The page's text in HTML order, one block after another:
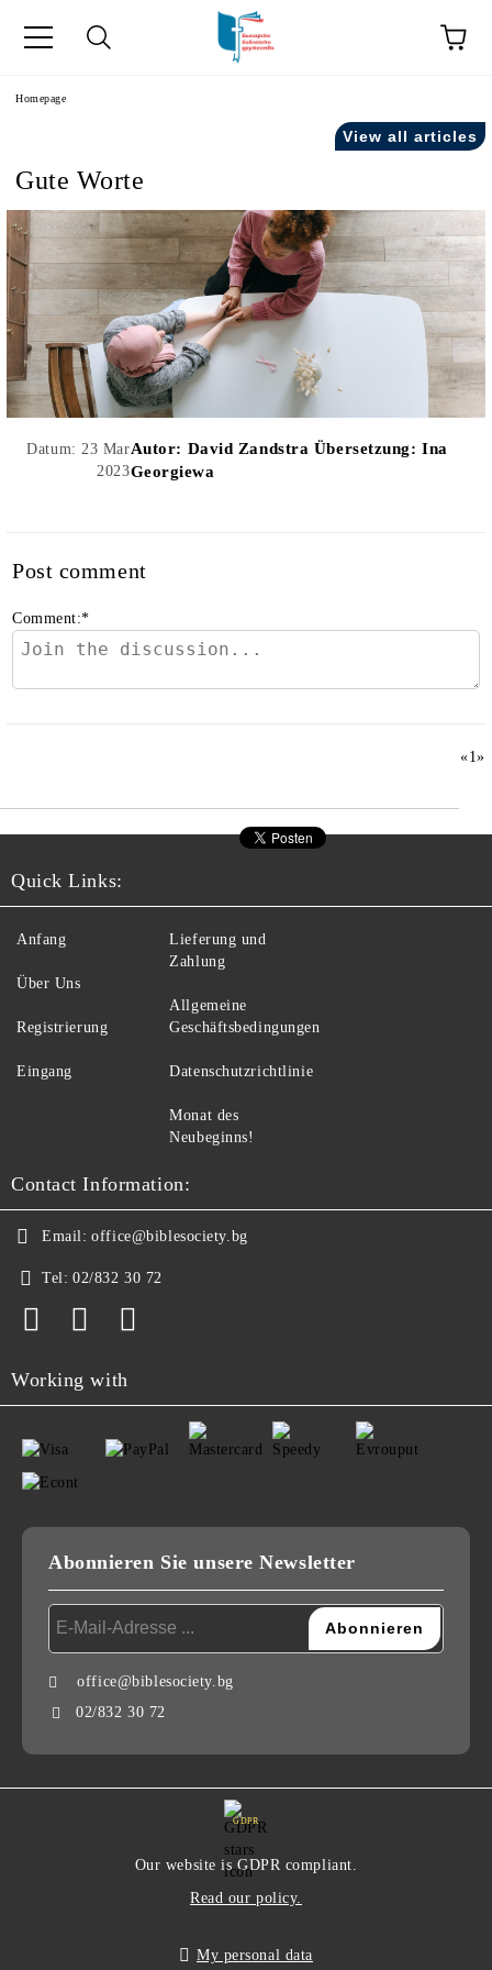
Homepage
View all articles
Gute Worte
Datum: 23 Mar
2023
Autor: David Zandstra Übersetzung: Ina
Georgiewa
Post comment
Comment:*
«1»
Quick Links:
Anfang
Über Uns
Registrierung
Eingang
Lieferung und
Zahlung
Allgemeine
Geschäftsbedingungen
Datenschutzrichtlinie
Monat des
Neubeginns!
Contact Information:
Email: office@biblesociety.bg
Tel: 02/832 30 72
Working with
Abonnieren Sie unsere Newsletter
office@biblesociety.bg
02/832 30 72
GDPR
Our website is GDPR compliant.
Read our policy.
My personal data